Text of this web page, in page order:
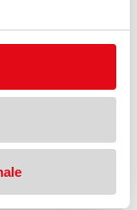
cu care se poate
CU
acest produs!
va fi afisata pe site.